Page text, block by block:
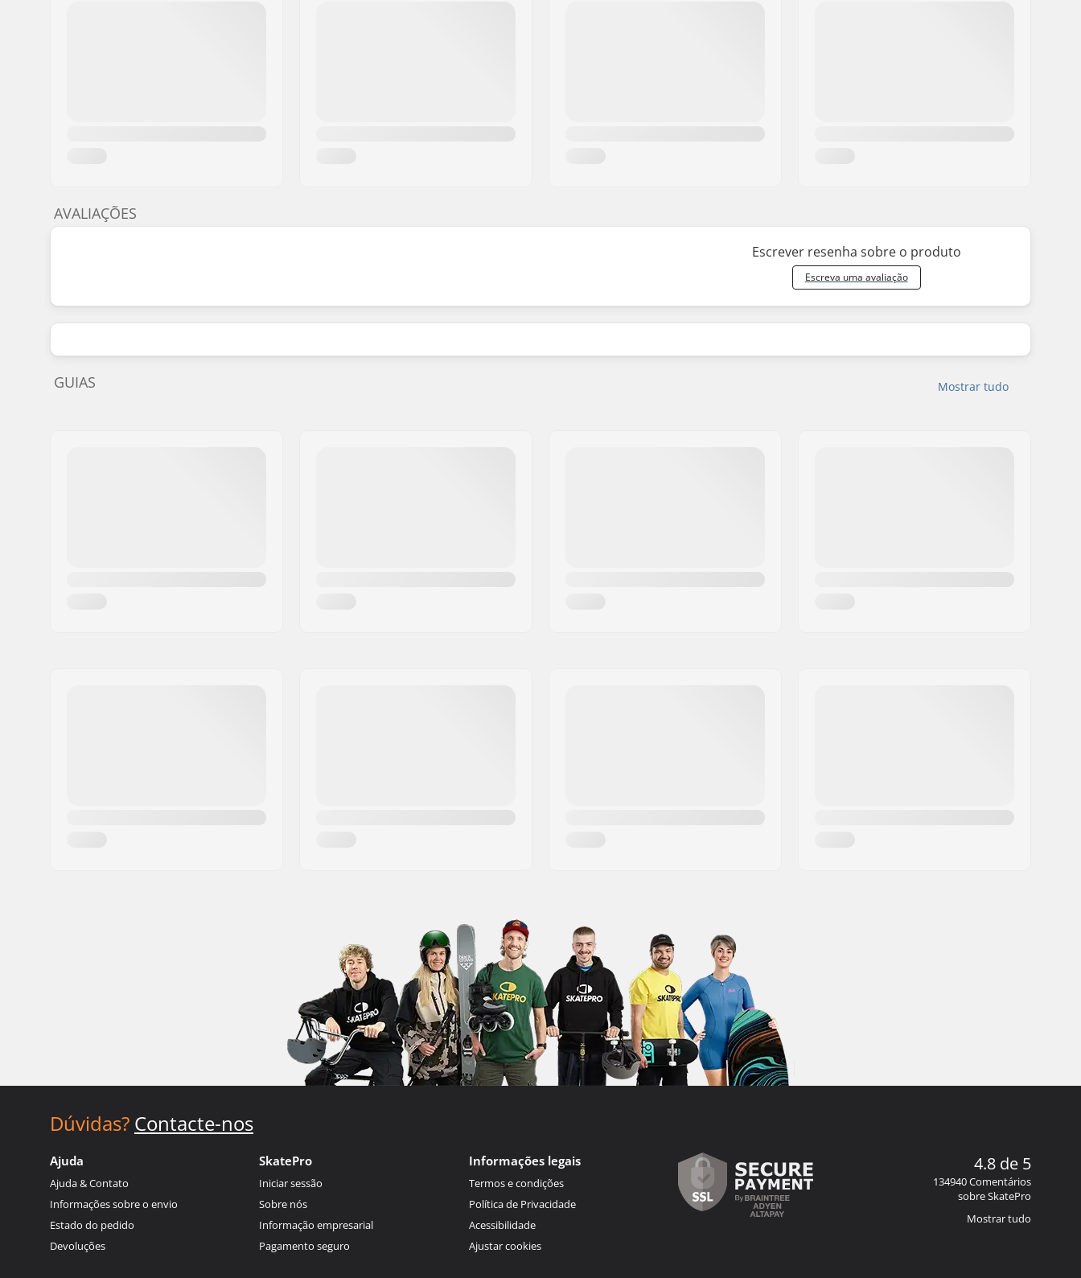
AVALIAÇÕES
Escrever resenha sobre o produto
Escreva uma avaliação
Mostrar tudo
GUIAS
Dúvidas? Contacte-nos
Ajuda
Ajuda & Contato
Informações sobre o envio
Estado do pedido
Devoluções
SkatePro
Iniciar sessão
Sobre nós
Informação empresarial
Pagamento seguro
Informações legais
Termos e condições
Política de Privacidade
Acessibilidade
Ajustar cookies
4.8 de 5
134940 Comentários
sobre SkatePro
Mostrar tudo